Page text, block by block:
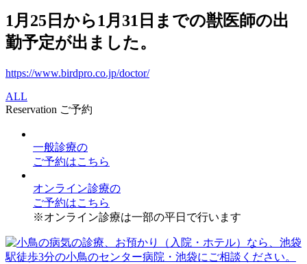
1月25日から1月31日までの獣医師の出
勤予定が出ました。
https://www.birdpro.co.jp/doctor/
ALL
Reservation ご予約
一般診療の
ご予約はこちら
オンライン診療の
ご予約はこちら
※オンライン診療は一部の平日で行います